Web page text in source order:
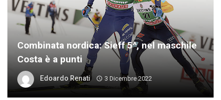
Combinata nordica: Sieff 5^, nel maschile
Costa è a punti
Edoardo Renati 3 Dicembre 2022